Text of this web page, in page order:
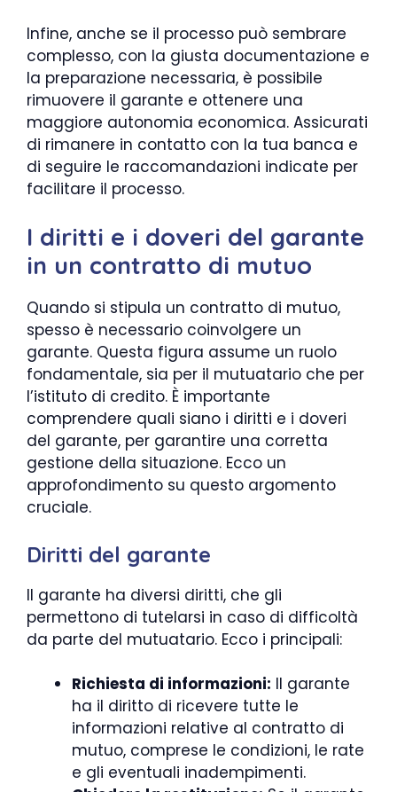
Infine, anche se il processo può sembrare
complesso, con la giusta documentazione e
la preparazione necessaria, è possibile
rimuovere il garante e ottenere una
maggiore autonomia economica. Assicurati
di rimanere in contatto con la tua banca e
di seguire le raccomandazioni indicate per
facilitare il processo.
I diritti e i doveri del garante
in un contratto di mutuo
Quando si stipula un contratto di mutuo,
spesso è necessario coinvolgere un
garante. Questa figura assume un ruolo
fondamentale, sia per il mutuatario che per
l’istituto di credito. È importante
comprendere quali siano i diritti e i doveri
del garante, per garantire una corretta
gestione della situazione. Ecco un
approfondimento su questo argomento
cruciale.
Diritti del garante
Il garante ha diversi diritti, che gli
permettono di tutelarsi in caso di difficoltà
da parte del mutuatario. Ecco i principali:
Richiesta di informazioni: Il garante
ha il diritto di ricevere tutte le
informazioni relative al contratto di
mutuo, comprese le condizioni, le rate
e gli eventuali inadempimenti.